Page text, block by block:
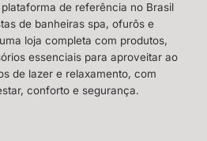
de referência no Brasil
de banheiras spa, ofurôs e
loja completa com produtos,
essenciais para aproveitar ao
de lazer e relaxamento, com
conforto e segurança.